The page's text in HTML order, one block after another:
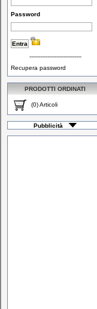
Password
-----------------------------
Recupera password
PRODOTTI ORDINATI
(0) Articoli
Pubblicità